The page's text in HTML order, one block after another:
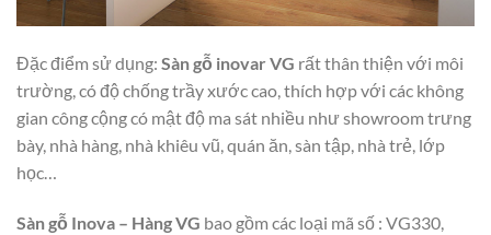
Đặc điểm sử dụng: Sàn gỗ inovar VG rất thân thiện với môi
trường, có độ chống trầy xước cao, thích hợp với các không
gian công cộng có mật độ ma sát nhiều như showroom trưng
bày, nhà hàng, nhà khiêu vũ, quán ăn, sàn tập, nhà trẻ, lớp
học…
Sàn gỗ Inova – Hàng VG bao gồm các loại mã số : VG330,